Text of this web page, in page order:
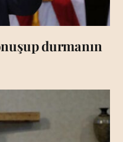
durmanın